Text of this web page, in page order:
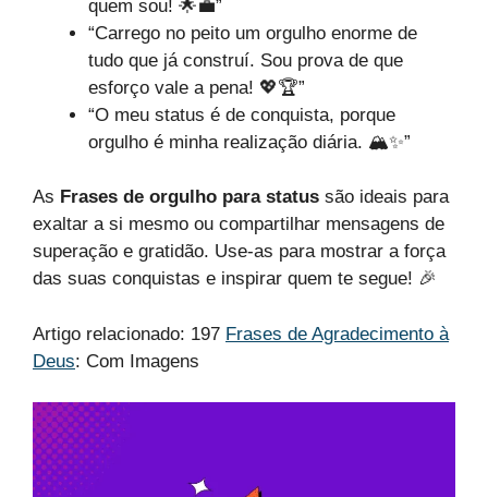
quem sou! 🌟💼”
“Carrego no peito um orgulho enorme de
tudo que já construí. Sou prova de que
esforço vale a pena! 💖🏆”
“O meu status é de conquista, porque
orgulho é minha realização diária. 🏔️✨”
As Frases de orgulho para status são ideais para
exaltar a si mesmo ou compartilhar mensagens de
superação e gratidão. Use-as para mostrar a força
das suas conquistas e inspirar quem te segue! 🎉
Artigo relacionado: 197 Frases de Agradecimento à
Deus: Com Imagens